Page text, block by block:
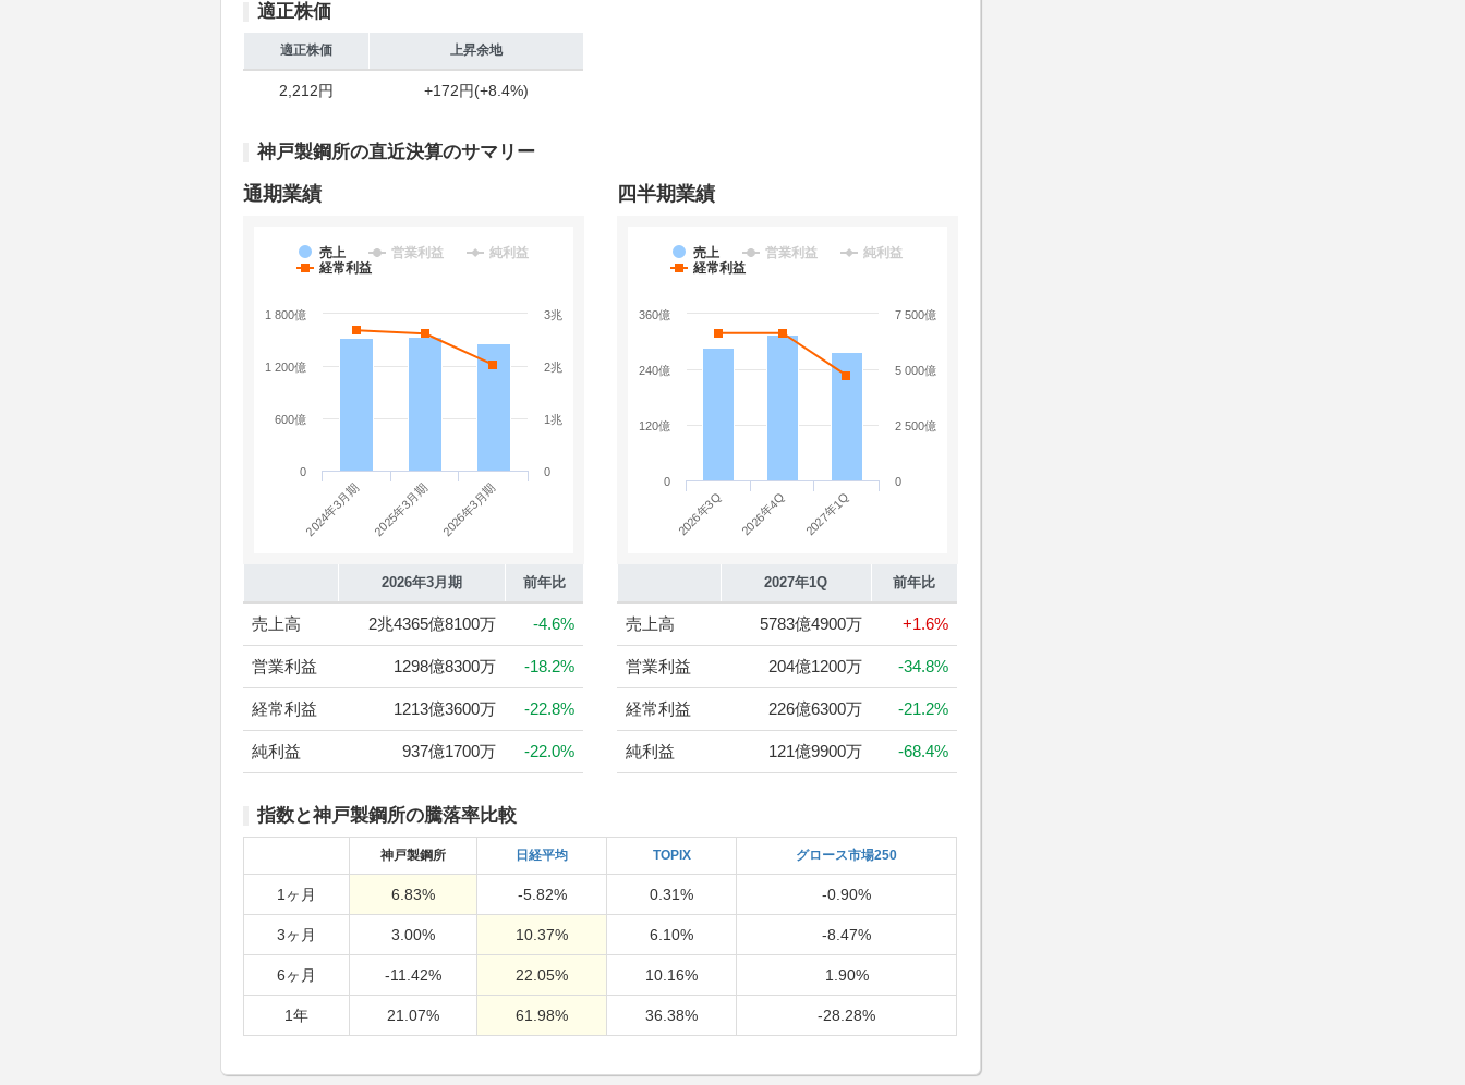
適正株価
適正株価 上昇余地
2,212円 +172円(+8.4%)
神戸製鋼所の直近決算のサマリー
通期業績
売上 営業利益
純利益
経常利益
2024年3月期 2025年3月期 2026年3月期
0
1兆
2兆
3兆
0
600億
1 200億
1 800億
2026年3月期 前年比
売上高 2兆4365億8100万 -4.6%
営業利益 1298億8300万 -18.2%
経常利益 1213億3600万 -22.8%
純利益 937億1700万 -22.0%
四半期業績
売上 営業利益
純利益
経常利益
2026年3Q 2026年4Q 2027年1Q
0
2 500億
5 000億
7 500億
0
120億
240億
360億
2027年1Q 前年比
売上高 5783億4900万 +1.6%
営業利益 204億1200万 -34.8%
経常利益 226億6300万 -21.2%
純利益 121億9900万 -68.4%
指数と神戸製鋼所の騰落率比較
神戸製鋼所 日経平均 TOPIX グロース市場250
1ヶ月 6.83% -5.82% 0.31% -0.90%
3ヶ月 3.00% 10.37% 6.10% -8.47%
6ヶ月 -11.42% 22.05% 10.16% 1.90%
1年 21.07% 61.98% 36.38% -28.28%